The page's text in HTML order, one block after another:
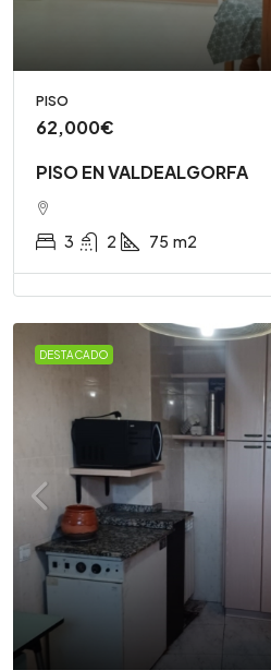
PISO
62,000€
PISO EN VALDEALGORFA
3 2 75 m2
DESTACADO